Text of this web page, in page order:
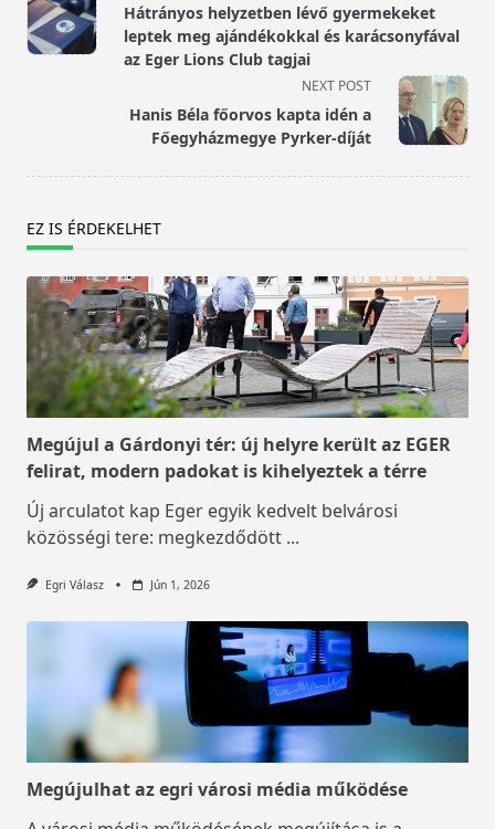
class="nav-
subtitle
screen-
text">Page</span>
Hátrányos helyzetben lévő gyermekeket
leptek meg ajándékokkal és karácsonyfával
az Eger Lions Club tagjai
NEXT POST
Hanis Béla főorvos kapta idén a
Főegyházmegye Pyrker-díját
EZ IS ÉRDEKELHET
Megújul a Gárdonyi tér: új helyre került az EGER
felirat, modern padokat is kihelyeztek a térre
Új arculatot kap Eger egyik kedvelt belvárosi
közösségi tere: megkezdődött ...
Egri Válasz Jún 1, 2026
Megújulhat az egri városi média működése